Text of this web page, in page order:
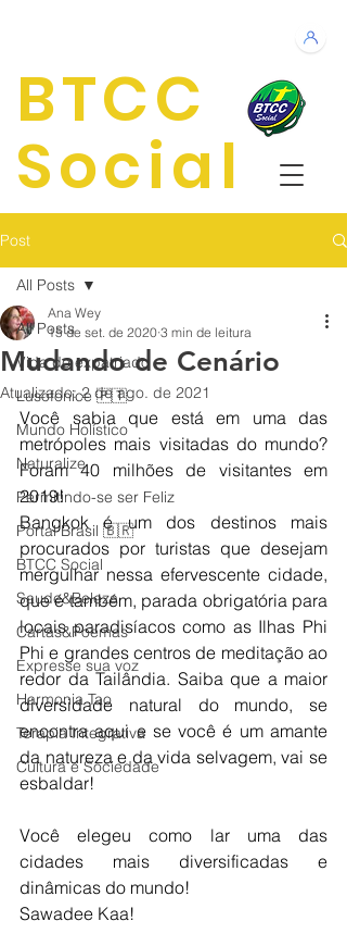
BTCC
Social
Post
All Posts
Vida de expatriado
Lusofonice 🇵🇹
Mundo Holístico
Naturalize
Permitindo-se ser Feliz
Portal Brasil 🇧🇷
BTCC Social
Saude&Beleza
Cartas&Poemas
Expresse sua voz
Harmonia Tao
Terapia Integrativa
Cultura e Sociedade
All Posts
Mudando de Cenário
Ana Wey
15 de set. de 2020 3 min de leitura
Atualizado:2 de ago. de 2021
Você sabia que está em uma das
metrópoles mais visitadas do mundo?
Foram 40 milhões de visitantes em
2019!
Bangkok é um dos destinos mais
procurados por turistas que desejam
mergulhar nessa efervescente cidade,
que é também, parada obrigatória para
locais paradisíacos como as Ilhas Phi
Phi e grandes centros de meditação ao
redor da Tailândia. Saiba que a maior
diversidade natural do mundo, se
encontra aqui e se você é um amante
da natureza e da vida selvagem, vai se
esbaldar!
Você elegeu como lar uma das
cidades mais diversificadas e
dinâmicas do mundo!
Sawadee Kaa!